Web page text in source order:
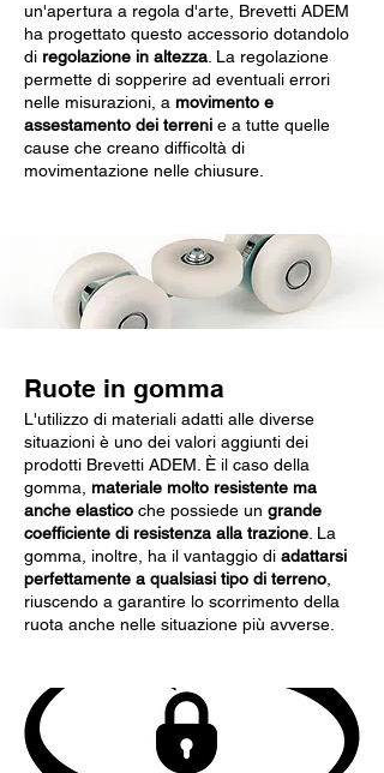
un'apertura a regola d'arte, Brevetti ADEM
ha progettato questo accessorio dotandolo
di regolazione in altezza . La regolazione
permette di sopperire ad eventuali errori
nelle misurazioni, a movimento e
assestamento dei terreni e a tutte quelle
cause che creano difficoltà di
movimentazione nelle chiusure.
Ruote in gomma
L'utilizzo di materiali adatti alle diverse
situazioni è uno dei valori aggiunti dei
prodotti Brevetti ADEM. È il caso della
gomma, materiale molto resistente ma
anche elastico che possiede un grande
coefficiente di resistenza alla trazione . La
gomma, inoltre, ha il vantaggio di adattarsi
perfettamente a qualsiasi tipo di terreno
riuscendo a garantire lo scorrimento della
ruota anche nelle situazione più avverse.